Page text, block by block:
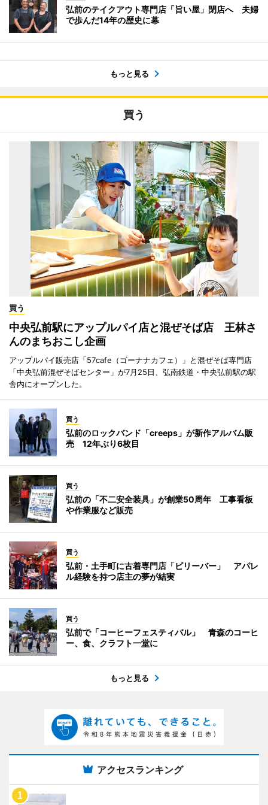
弘前のテイクアウト専門店「旨い屋」閉店へ 夫婦
で歩んだ14年の歴史に幕
もっと見る
買う
買う
中央弘前駅にアップルパイ店と混ぜそば店 王林さ
んのまちおこし企画
アップルパイ販売店「57cafe（ゴーナナカフェ）」と混ぜそば専門店
「中央弘前混ぜそばセンター」が7月25日、弘南鉄道・中央弘前駅の駅
舎内にオープンした。
買う
弘前のロックバンド「creeps」が新作アルバム販
売 12年ぶり6枚目
買う
弘前の「不二安全装具」が創業50周年 工事看板
や作業服など販売
買う
弘前・土手町に古着専門店「ビリーバー」 アパレ
ル経験を持つ店主の夢が結実
買う
弘前で「コーヒーフェスティバル」 青森のコーヒ
ー、食、クラフト一堂に
もっと見る
アクセスランキング